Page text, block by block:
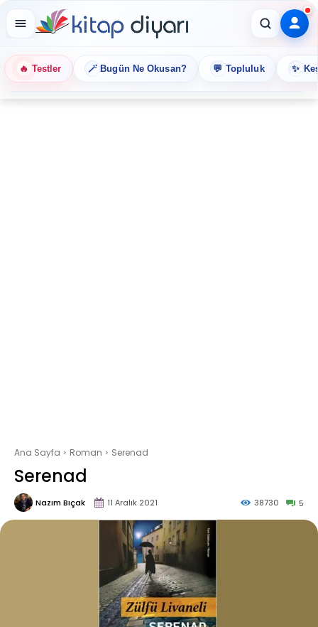
🔥 Testler 🪄 Bugün Ne Okusan? 💬 Topluluk ✨
Ana Sayfa Roman Serenad
Serenad
Nazım Bıçak 11 Aralık 2021 5
38730